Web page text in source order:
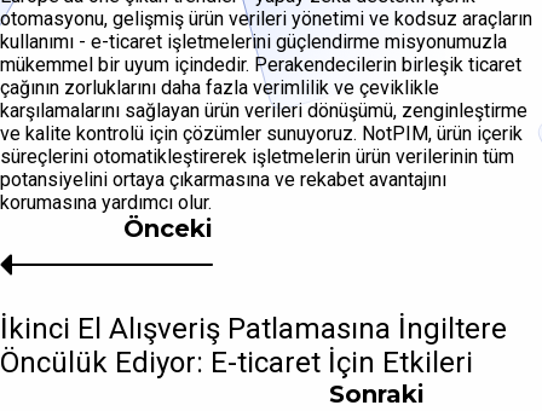
otomasyonu, gelişmiş ürün verileri yönetimi ve kodsuz araçların
kullanımı - e-ticaret işletmelerini güçlendirme misyonumuzla
mükemmel bir uyum içindedir. Perakendecilerin birleşik ticaret
çağının zorluklarını daha fazla verimlilik ve çeviklikle
karşılamalarını sağlayan ürün verileri dönüşümü, zenginleştirme
ve kalite kontrolü için çözümler sunuyoruz. NotPIM, ürün içerik
süreçlerini otomatikleştirerek işletmelerin ürün verilerinin tüm
potansiyelini ortaya çıkarmasına ve rekabet avantajını
korumasına yardımcı olur.
Sonraki
Önceki
İkinci El Alışveriş Patlamasına İngiltere
Öncülük Ediyor: E-ticaret İçin Etkileri